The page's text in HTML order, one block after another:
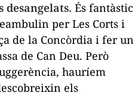
desangelats. És fantàstic
perLes Corts i
de la Concòrdia i fer un
de Can Deu. Però
, hauríem
els